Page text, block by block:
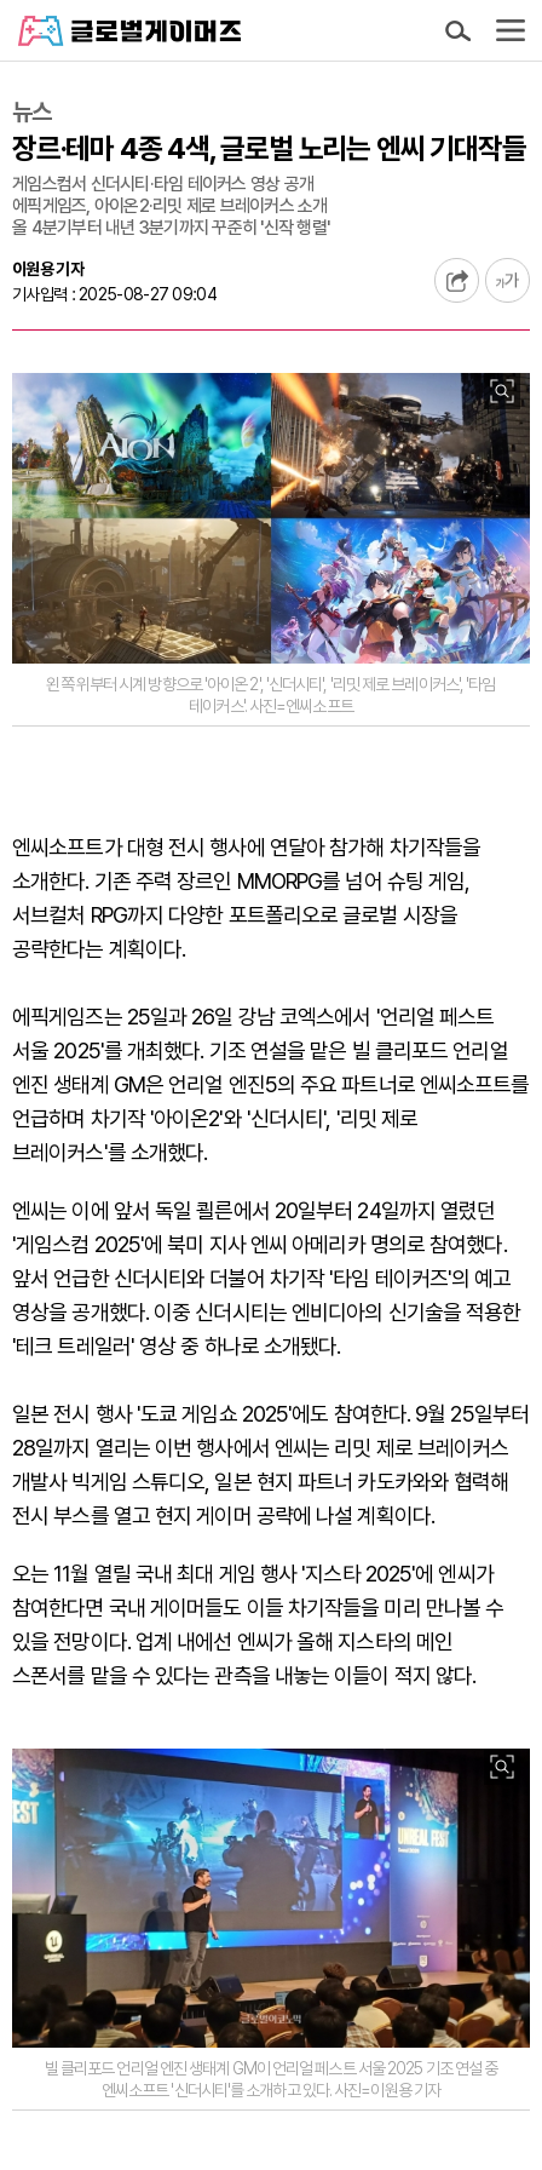
뉴스
장르·테마 4종 4색, 글로벌 노리는 엔씨 기대작들
게임스컴서 신더시티·타임 테이커스 영상 공개
에픽게임즈, 아이온2·리밋 제로 브레이커스 소개
올 4분기부터 내년 3분기까지 꾸준히 '신작 행렬'
이원용 기자
기사입력 : 2025-08-27 09:04
왼쪽 위부터 시계 방향으로 '아이온 2', '신더시티', '리밋 제로 브레이커스', '타임
테이커스'. 사진=엔씨소프트
엔씨소프트가 대형 전시 행사에 연달아 참가해 차기작들을
소개한다. 기존 주력 장르인 MMORPG를 넘어 슈팅 게임,
서브컬처 RPG까지 다양한 포트폴리오로 글로벌 시장을
공략한다는 계획이다.
에픽게임즈는 25일과 26일 강남 코엑스에서 '언리얼 페스트
서울 2025'를 개최했다. 기조 연설을 맡은 빌 클리포드 언리얼
엔진 생태계 GM은 언리얼 엔진5의 주요 파트너로 엔씨소프트를
언급하며 차기작 '아이온2'와 '신더시티', '리밋 제로
브레이커스'를 소개했다.
엔씨는 이에 앞서 독일 쾰른에서 20일부터 24일까지 열렸던
'게임스컴 2025'에 북미 지사 엔씨 아메리카 명의로 참여했다.
앞서 언급한 신더시티와 더불어 차기작 '타임 테이커즈'의 예고
영상을 공개했다. 이중 신더시티는 엔비디아의 신기술을 적용한
'테크 트레일러' 영상 중 하나로 소개됐다.
일본 전시 행사 '도쿄 게임쇼 2025'에도 참여한다. 9월 25일부터
28일까지 열리는 이번 행사에서 엔씨는 리밋 제로 브레이커스
개발사 빅게임 스튜디오, 일본 현지 파트너 카도카와와 협력해
전시 부스를 열고 현지 게이머 공략에 나설 계획이다.
오는 11월 열릴 국내 최대 게임 행사 '지스타 2025'에 엔씨가
참여한다면 국내 게이머들도 이들 차기작들을 미리 만나볼 수
있을 전망이다. 업계 내에선 엔씨가 올해 지스타의 메인
스폰서를 맡을 수 있다는 관측을 내놓는 이들이 적지 않다.
빌 클리포드 언리얼 엔진 생태계 GM이 언리얼 페스트 서울 2025 기조 연설 중
엔씨소프트 '신더시티'를 소개하고 있다. 사진=이원용 기자